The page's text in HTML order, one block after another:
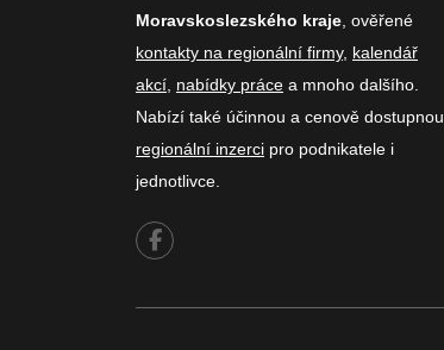
Moravskoslezského kraje, ověřené
kontakty na regionální firmy, kalendář
akcí, nabídky práce a mnoho dalšího.
Nabízí také účinnou a cenově dostupnou
regionální inzerci pro podnikatele i
jednotlivce.